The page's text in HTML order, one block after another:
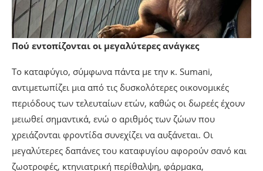
Πού εντοπίζονται οι μεγαλύτερες ανάγκες
Το καταφύγιο, σύμφωνα πάντα με την κ. Sumani,
αντιμετωπίζει μια από τις δυσκολότερες οικονομικές
περιόδους των τελευταίων ετών, καθώς οι δωρεές έχουν
μειωθεί σημαντικά, ενώ ο αριθμός των ζώων που
χρειάζονται φροντίδα συνεχίζει να αυξάνεται. Οι
μεγαλύτερες δαπάνες του καταφυγίου αφορούν σανό και
ζωοτροφές, κτηνιατρική περίθαλψη, φάρμακα,